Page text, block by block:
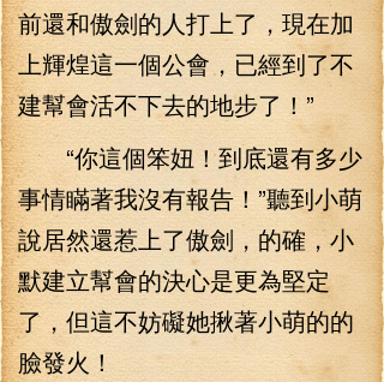
前還和傲劍的人打上了，現在加
上輝煌這一個公會，已經到了不
建幫會活不下去的地步了！”
“你這個笨妞！到底還有多少
事情瞞著我沒有報告！”聽到小萌
說居然還惹上了傲劍，的確，小
默建立幫會的決心是更為堅定
了，但這不妨礙她揪著小萌的的
臉發火！